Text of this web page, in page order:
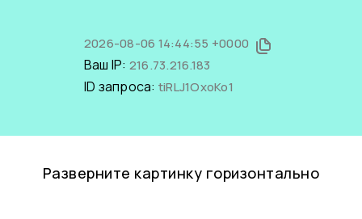
2026-08-06 14:44:55 +0000
Ваш IP: 216.73.216.183
ID запроса: tiRLJ1OxoKo1
Разверните картинку горизонтально